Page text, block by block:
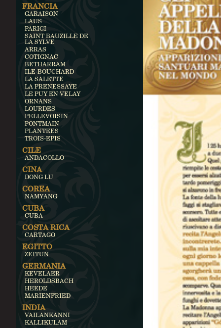
FRANCIA
GARAISON
LAUS
PARIGI
SAINT BAUZILLE DE
LA SYLVE
ARRAS
COTIGNAC
BETHARRAM
ILE-BOUCHARD
LA SALETTE
LA PRENESSAYE
LE PUY EN VELAY
ORNANS
LOURDES
PELLEVOISIN
PONTMAIN
PLANTEES
TROIS-EPIS
CILE
ANDACOLLO
CINA
DONG LU
COREA
NAMYANG
CUBA
CUBA
COSTA RICA
CARTAGO
EGITTO
ZEITUN
GERMANIA
KEVELAER
HEROLDSBACH
HEEDE
MARIENFRIED
INDIA
VAILANKANNI
KALLIKULAM